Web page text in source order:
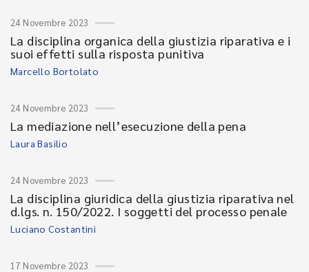
24 Novembre 2023
La disciplina organica della giustizia riparativa e i
suoi effetti sulla risposta punitiva
Marcello Bortolato
24 Novembre 2023
La mediazione nell’esecuzione della pena
Laura Basilio
24 Novembre 2023
La disciplina giuridica della giustizia riparativa nel
d.lgs. n. 150/2022. I soggetti del processo penale
Luciano Costantini
17 Novembre 2023